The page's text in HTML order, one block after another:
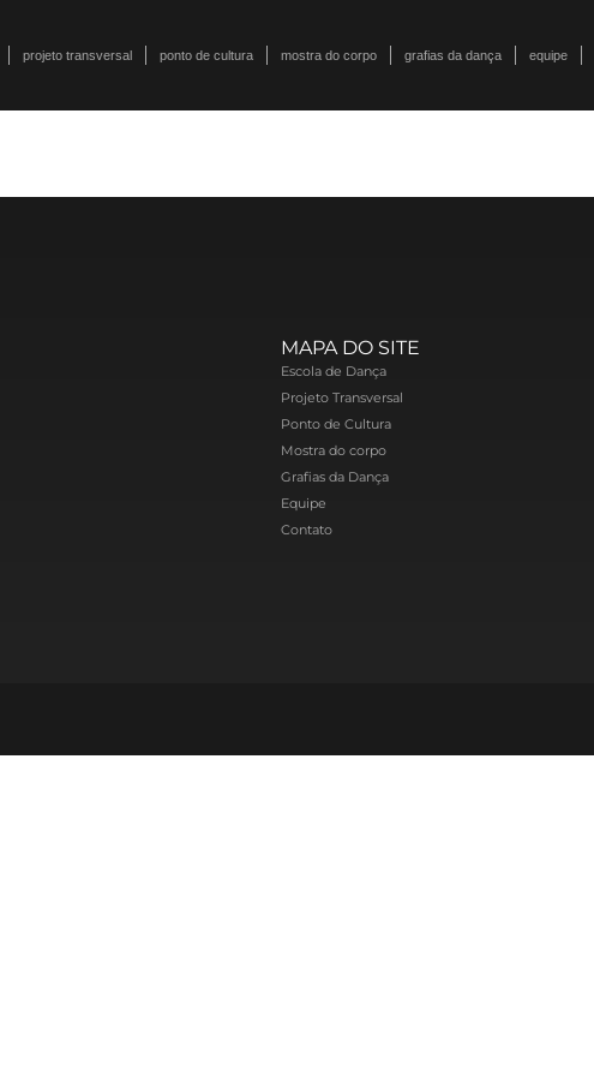
projeto transversal ponto de cultura mostra do corpo grafias da dança equipe
MAPA DO SITE
Escola de Dança
Projeto Transversal
Ponto de Cultura
Mostra do corpo
Grafias da Dança
Equipe
Contato